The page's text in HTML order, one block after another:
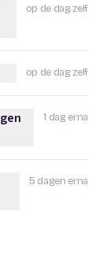
op de dag zelf
afvinken
op de dag zelf
1 dag erna
5 dagen erna
afvinken